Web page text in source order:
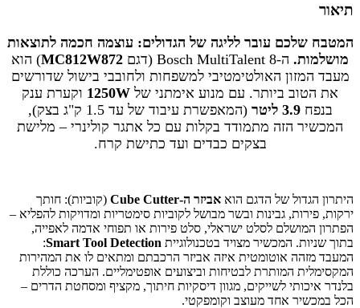
תיאור
המטבח שלכם עובר לליגה של הגדולים: עוצמה חכמה לתוצאות
מושלמות. ה-Bosch MultiTalent 8 (דגם MC812W872) הוא
מעבד המזון האולטימטיבי למשפחות ולחובבי בישול שדורשים
את הטוב ביותר. עם מנוע אימתני של 1250W וקערת ענק
בנפח3.9 ליטר
(המאפשרת עיבוד של עד 1.5 ק"ג בצק),
המכשיר הזה מתמודד בקלות עם כל אתגר קולינרי – מלישת
בצקים כבדים ועד כתישת קרח.
היתרון הגדול של הדגם הוא אביזר ה-Cube Cutter
(קוביות): חותך
ירקות, פירות, גבינות ובשר מבושל לקוביות סימטריות ומדויקות להפליא –
הפתרון המושלם לסלט ישראלי, סלט פירות או תפוחי אדמה לאפייה,
בתוך שניות. המכשיר מצויד בטכנולוגיית Smart Tool Detection
:
המעבד מזהה אוטומטית איזה אביזר הרכבתם ומתאים לו את המהירות
המקסימלית המותרת לבטיחות וביצועים אופטימליים. הערכה כוללת
בלנדר איכותי לשייקים, מגוון דיסקיות חיתוך, מקציף ומסחטת הדרים –
הכל במכשיר אחד מעוצב וקומפקטי.